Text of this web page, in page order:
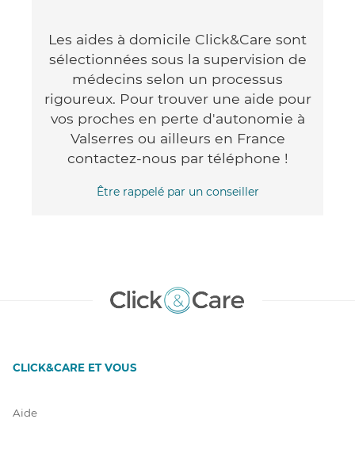
Les aides à domicile Click&Care sont
sélectionnées sous la supervision de
médecins selon un processus
rigoureux. Pour trouver une aide pour
vos proches en perte d'autonomie à
Valserres ou ailleurs en France
contactez-nous par téléphone !
Être rappelé par un conseiller
CLICK&CARE ET VOUS
Aide